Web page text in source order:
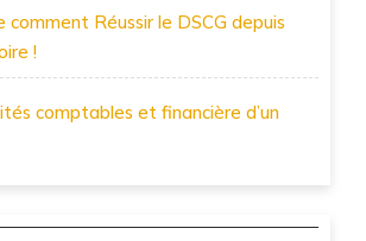
comment Réussir le DSCG depuis
!
comptables et financière d’un